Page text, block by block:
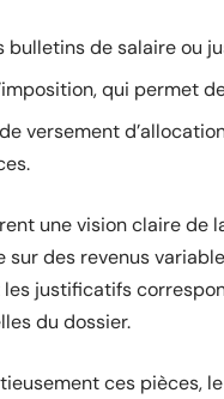
bulletins de salaire ou
qui permet
versement
une vision claire
sur des revenus
justificatifs
du dossier.
ces pièces,